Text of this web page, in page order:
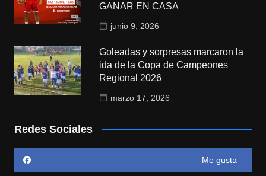
GANAR EN CASA
junio 9, 2026
Goleadas y sorpresas marcaron la
ida de la Copa de Campeones
Regional 2026
marzo 17, 2026
Redes Sociales
Me gusta